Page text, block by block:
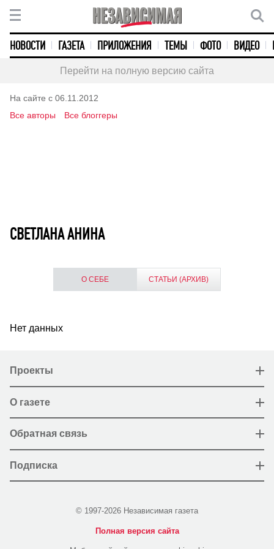
НОВОСТИ ГАЗЕТА ПРИЛОЖЕНИЯ ТЕМЫ ФОТО ВИДЕО
Перейти на полную версию сайта
На сайте с 06.11.2012
Все авторы
Все блоггеры
СВЕТЛАНА АНИНА
О СЕБЕ СТАТЬИ (АРХИВ)
Нет данных
Проекты
О газете
Обратная связь
Подписка
© 1997-2026 Независимая газета
Полная версия сайта